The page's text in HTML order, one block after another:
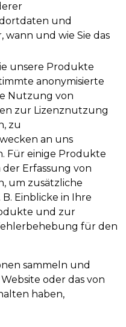
und
und wie Sie das
unsere Produkte
anonymisierte
Nutzung von
zur Lizenznutzung
zu
an uns
Für einige Produkte
Erfassung von
um zusätzliche
Einblicke in Ihre
und zur
für den
sammeln und
oder das von
haben,